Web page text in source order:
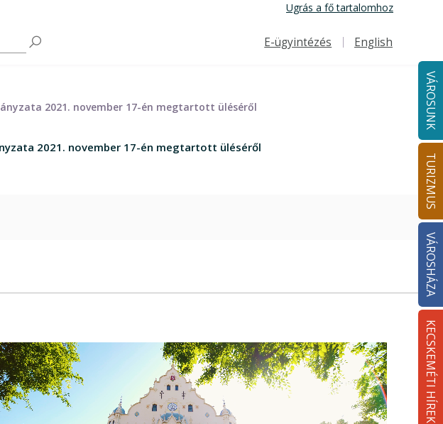
Ugrás a fő tartalomhoz
Felső navigáció
E-ügyintézés English
VÁROSUNK
TURIZMUS
VÁROSHÁZA
KECSKEMÉTI HÍREK
2021. november 17-én megtartott üléséről
2021. november 17-én megtartott üléséről